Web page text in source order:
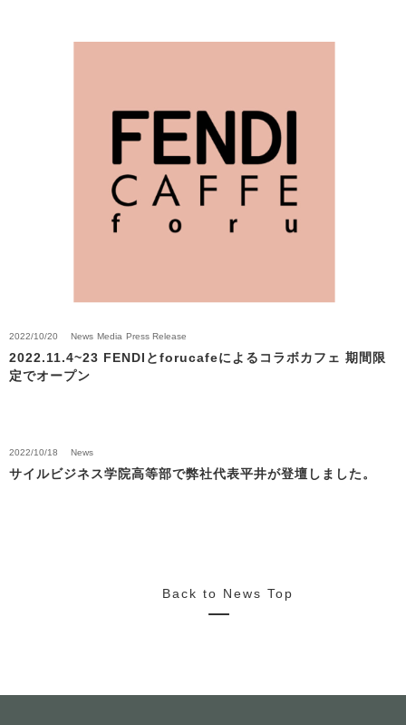
2022/10/20 News Media Press Release
2022.11.4~23 FENDIとforucafeによるコラボカフェ 期間限
定でオープン